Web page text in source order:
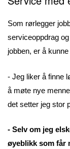
Som rørlegger
serviceoppdrag
jobben, er å
- Jeg liker å finne
å møte nye
det setter jeg stor
- Selv om jeg
øyeblikk som får